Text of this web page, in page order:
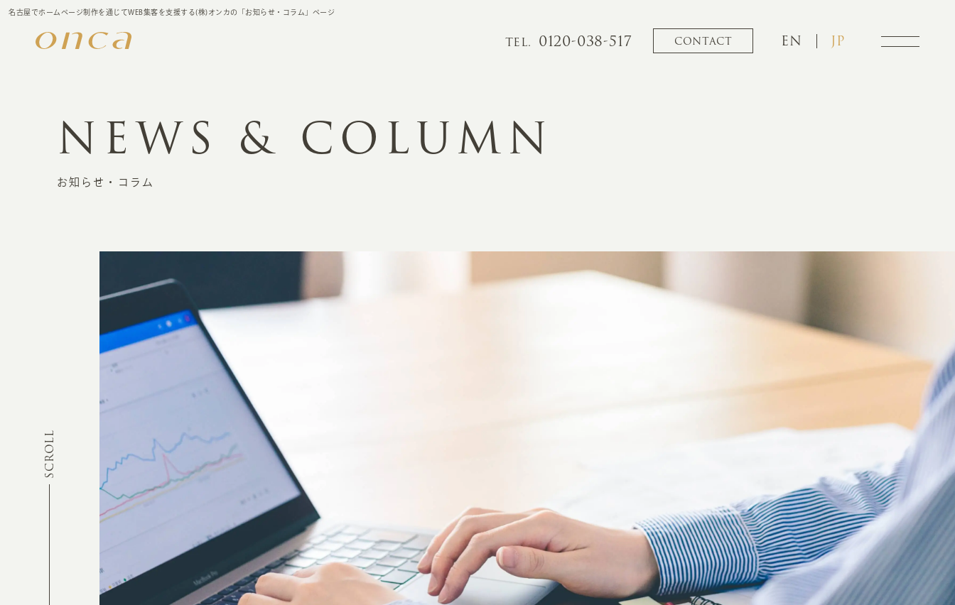
名古屋でホームページ制作を通じてWEB集客を支援する(株)オンカの「お知らせ・コラム」ページ
TEL. 0120-038-517 CONTACT EN JP
NEWS & COLUMN
お知らせ・コラム
SCROLL